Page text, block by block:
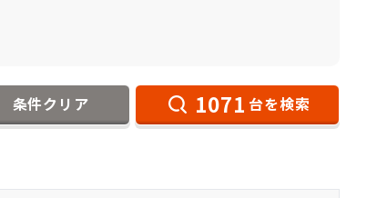
条件クリア 1071 台を検索